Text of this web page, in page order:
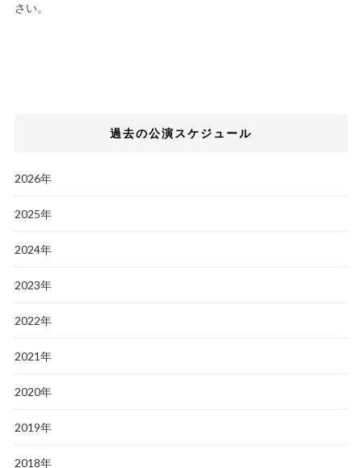
さい。
過去の公演スケジュール
2026年
2025年
2024年
2023年
2022年
2021年
2020年
2019年
2018年